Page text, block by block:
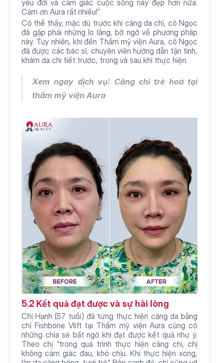
yêu đời và cảm giác cuộc sống này đẹp hơn nữa.
Cảm ơn Aura rất nhiều!”.
Có thể thấy, mặc dù trước khi căng da chỉ, cô Ngọc
đã gặp phải những lo lắng, bỡ ngỡ về phương pháp
này. Tuy nhiên, khi đến Thẩm mỹ viện Aura, cô Ngọc
đã được các bác sĩ, chuyên viên hướng dẫn tận tình,
khám da chi tiết trước, trong và sau khi thực hiện.
Xem ngay dịch vụ: Căng chỉ trẻ hoá tại
thẩm mỹ viện Aura
5.2 Kết quả đạt được và sự hài lòng
Chị Hạnh (57 tuổi) đã từng thực hiện căng da bằng
chỉ Fishbone Vlift tại Thẩm mỹ viện Aura cũng có
những chia sẻ bất ngờ khi đạt được kết quả như ý.
Theo chị “trong quá trình thực hiện căng chỉ, chị
không cảm giác đau, khó chịu. Khi thực hiện xong,